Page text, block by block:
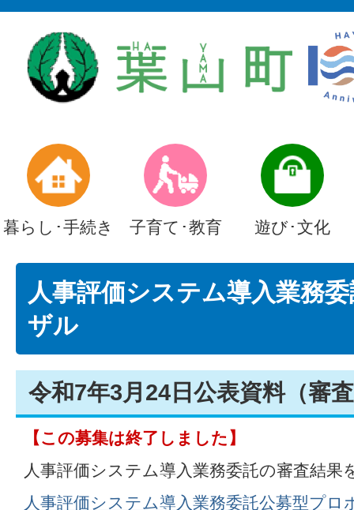
暮らし･手続き 子育て･教育 遊び･文化
人事評価システム導入業務
ザル
令和7年3月24日公表資料（審
【この募集は終了しました】
人事評価システム導入業務委託の審査結果
人事評価システム導入業務委託公募型プ